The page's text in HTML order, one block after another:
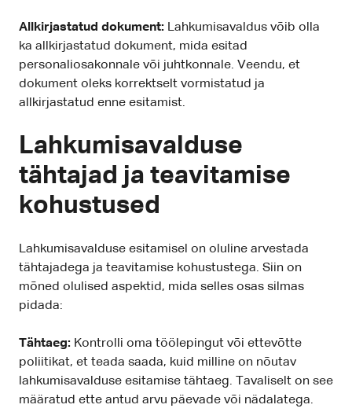
Allkirjastatud dokument: Lahkumisavaldus võib olla
ka allkirjastatud dokument, mida esitad
personaliosakonnale või juhtkonnale. Veendu, et
dokument oleks korrektselt vormistatud ja
allkirjastatud enne esitamist.
Lahkumisavalduse
tähtajad ja teavitamise
kohustused
Lahkumisavalduse esitamisel on oluline arvestada
tähtajadega ja teavitamise kohustustega. Siin on
mõned olulised aspektid, mida selles osas silmas
pidada:
Tähtaeg: Kontrolli oma töölepingut või ettevõtte
poliitikat, et teada saada, kuid milline on nõutav
lahkumisavalduse esitamise tähtaeg. Tavaliselt on see
määratud ette antud arvu päevade või nädalatega.